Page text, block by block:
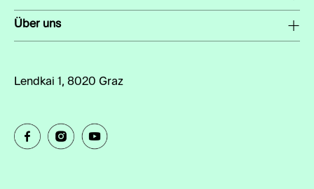
Über uns
Lendkai 1, 8020 Graz